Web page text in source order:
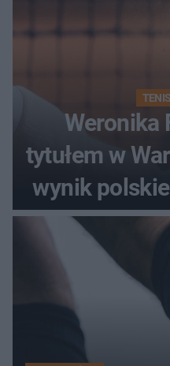
Weronika
tytułem w
wynik